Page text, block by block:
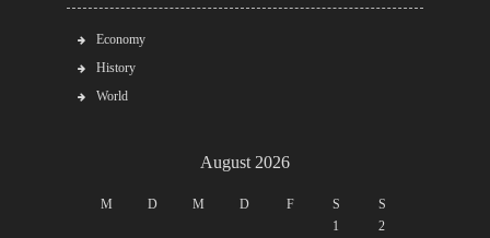
Economy
History
World
August 2026
M D M D F S
S
1
2